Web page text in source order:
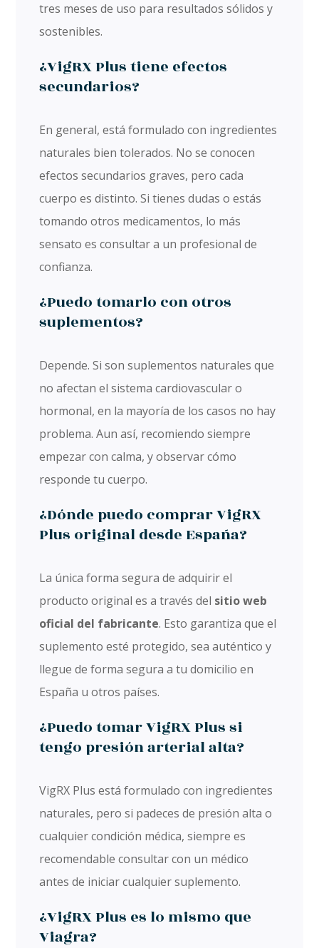
tres meses de uso para resultados sólidos y
sostenibles.
¿VigRX Plus tiene efectos
secundarios?
En general, está formulado con ingredientes
naturales bien tolerados. No se conocen
efectos secundarios graves, pero cada
cuerpo es distinto. Si tienes dudas o estás
tomando otros medicamentos, lo más
sensato es consultar a un profesional de
confianza.
¿Puedo tomarlo con otros
suplementos?
Depende. Si son suplementos naturales que
no afectan el sistema cardiovascular o
hormonal, en la mayoría de los casos no hay
problema. Aun así, recomiendo siempre
empezar con calma, y observar cómo
responde tu cuerpo.
¿Dónde puedo comprar VigRX
Plus original desde España?
La única forma segura de adquirir el
producto original es a través del sitio web
oficial del fabricante. Esto garantiza que el
suplemento esté protegido, sea auténtico y
llegue de forma segura a tu domicilio en
España u otros países.
¿Puedo tomar VigRX Plus si
tengo presión arterial alta?
VigRX Plus está formulado con ingredientes
naturales, pero si padeces de presión alta o
cualquier condición médica, siempre es
recomendable consultar con un médico
antes de iniciar cualquier suplemento.
¿VigRX Plus es lo mismo que
Viagra?